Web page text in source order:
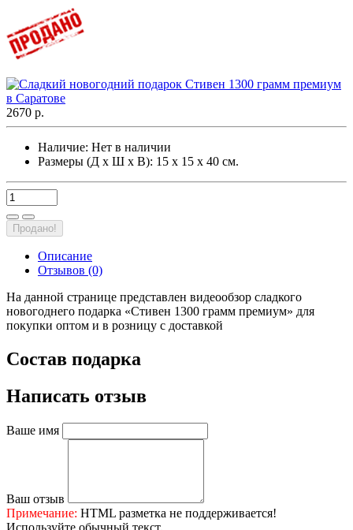
2670 р.
Наличие: Нет в наличии
Размеры (Д х Ш х В): 15 х 15 х 40 см.
Продано!
Описание
Отзывов (0)
На данной странице представлен видеообзор сладкого
новогоднего подарка «Стивен 1300 грамм премиум» для
покупки оптом и в розницу с доставкой
Состав подарка
Написать отзыв
Ваше имя
Ваш отзыв
Примечание: HTML разметка не поддерживается!